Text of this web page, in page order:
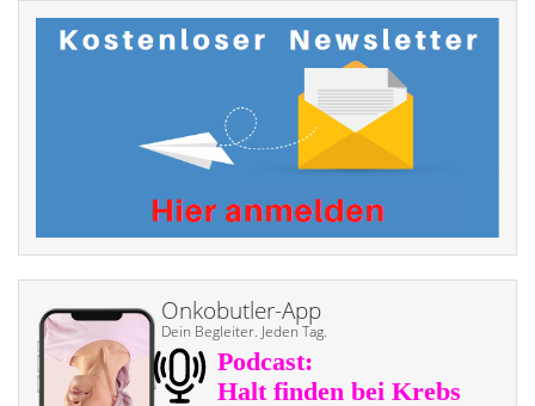
Onkobutler-App
Dein Begleiter. Jeden Tag.